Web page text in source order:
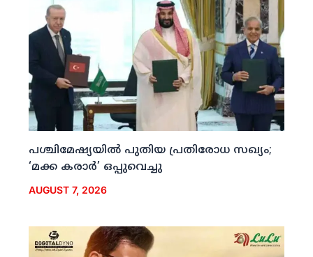
പശ്ചിമേഷ്യയില്‍ പുതിയ പ്രതിരോധ സഖ്യം;
‘മക്ക കരാര്‍’ ഒപ്പുവെച്ചു
AUGUST 7, 2026